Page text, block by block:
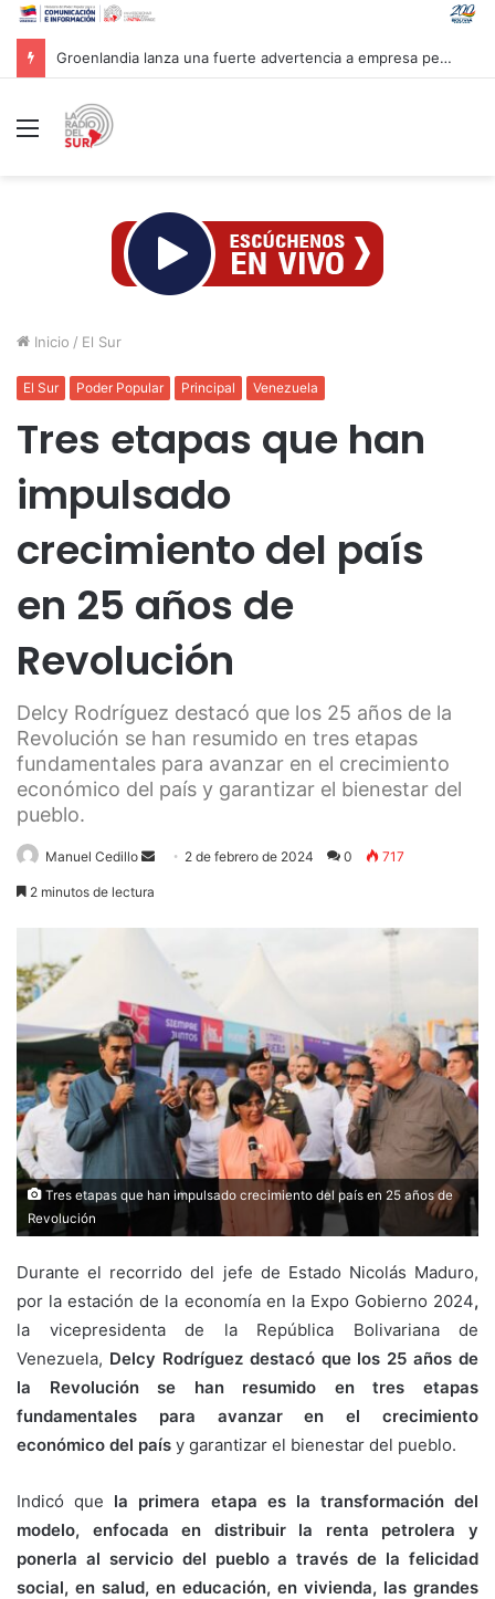
Groenlandia lanza una fuerte advertencia a empresa petrolera vinculada a Trump
Menú
Inicio / El Sur
El Sur Poder Popular Principal Venezuela
Tres etapas que han
impulsado
crecimiento del país
en 25 años de
Revolución
Delcy Rodríguez destacó que los 25 años de la
Revolución se han resumido en tres etapas
fundamentales para avanzar en el crecimiento
económico del país y garantizar el bienestar del
pueblo.
Manuel Cedillo
Send 2 de febrero de 2024 0 717
2 minutos de lectura
Tres etapas que han impulsado crecimiento del país en 25 años de
Revolución
Durante el recorrido del jefe de Estado Nicolás Maduro,
por la estación de la economía en la Expo Gobierno 2024,
la vicepresidenta de la República Bolivariana de
Venezuela, Delcy Rodríguez destacó que los 25 años de
la Revolución se han resumido en tres etapas
fundamentales para avanzar en el crecimiento
económico del país y garantizar el bienestar del pueblo.
Indicó que la primera etapa es la transformación del
modelo, enfocada en distribuir la renta petrolera y
ponerla al servicio del pueblo a través de la felicidad
social, en salud, en educación, en vivienda, las grandes